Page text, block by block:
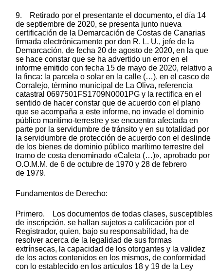
9. Retirado por el presentante el documento, el día 14
de septiembre de 2020, se presenta junto nueva
certificación de la Demarcación de Costas de Canarias
firmada electrónicamente por don R. L. U., jefe de la
Demarcación, de fecha 20 de agosto de 2020, en la que
se hace constar que se ha advertido un error en el
informe emitido con fecha 15 de mayo de 2020, relativo a
la finca: la parcela o solar en la calle (…), en el casco de
Corralejo, término municipal de La Oliva, referencia
catastral 0697501FS1709N0001PG y la rectifica en el
sentido de hacer constar que de acuerdo con el plano
que se acompaña a este informe, no invade el dominio
público marítimo-terrestre y se encuentra afectada en
parte por la servidumbre de tránsito y en su totalidad por
la servidumbre de protección de acuerdo con el deslinde
de los bienes de dominio público marítimo terrestre del
tramo de costa denominado «Caleta (…)», aprobado por
O.O.M.M. de 6 de octubre de 1970 y 28 de febrero
de 1979.
Fundamentos de Derecho:
Primero. Los documentos de todas clases, susceptibles
de inscripción, se hallan sujetos a calificación por el
Registrador, quien, bajo su responsabilidad, ha de
resolver acerca de la legalidad de sus formas
extrínsecas, la capacidad de los otorgantes y la validez
de los actos contenidos en los mismos, de conformidad
con lo establecido en los artículos 18 y 19 de la Ley